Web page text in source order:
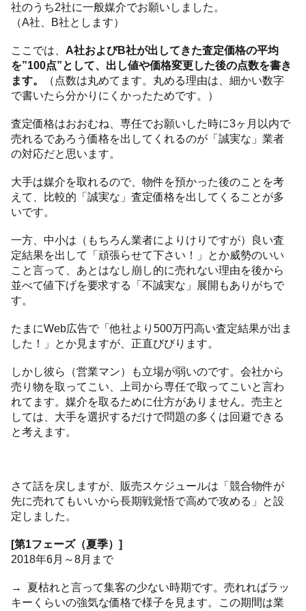
社のうち2社に一般媒介でお願いしました。
（A社、B社とします）
ここでは、 A社およびB社が出してきた査定価格の平均
を”100点”として、出し値や価格変更した後の点数を書き
ます。
（点数は丸めてます。丸める理由は、細かい数字
で書いたら分かりにくかったためです。）
査定価格はおおむね、専任でお願いした時に3ヶ月以内で
売れるであろう価格を出してくれるのが「誠実な」業者
の対応だと思います。
大手は媒介を取れるので、物件を預かった後のことを考
えて、比較的「誠実な」査定価格を出してくることが多
いです。
一方、中小は（もちろん業者によりけりですが）良い査
定結果を出して「頑張らせて下さい！」とか威勢のいい
こと言って、あとはなし崩し的に売れない理由を後から
並べて値下げを要求する「不誠実な」展開もありがちで
す。
たまにWeb広告で「他社より500万円高い査定結果が出ま
した！」とか見ますが、正直びびります。
しかし彼ら（営業マン）も立場が弱いのです。会社から
売り物を取ってこい、上司から専任で取ってこいと言わ
れてます。媒介を取るために仕方がありません。売主と
しては、大手を選択するだけで問題の多くは回避できる
と考えます。
さて話を戻しますが、販売スケジュールは「競合物件が
先に売れてもいいから長期戦覚悟で高めで攻める」と設
定しました。
[第1フェーズ（夏季）]
2018年6月～8月まで
→ 夏枯れと言って集客の少ない時期です。売れればラッ
キーくらいの強気な価格で様子を見ます。この期間は業